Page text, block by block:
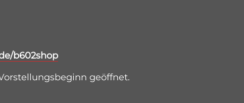
b602shop
geöffnet.